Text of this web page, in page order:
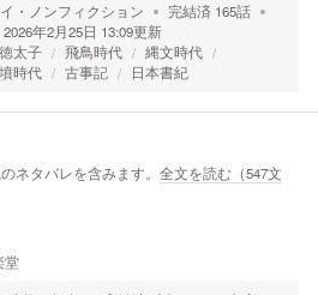
・ノンフィクション 完結済 165話
2026年2月25日 13:09更新
太子 飛鳥時代
縄文時代
時代 古事記 日本書紀
ネタバレを含みます。 全文を読む（547文
堂